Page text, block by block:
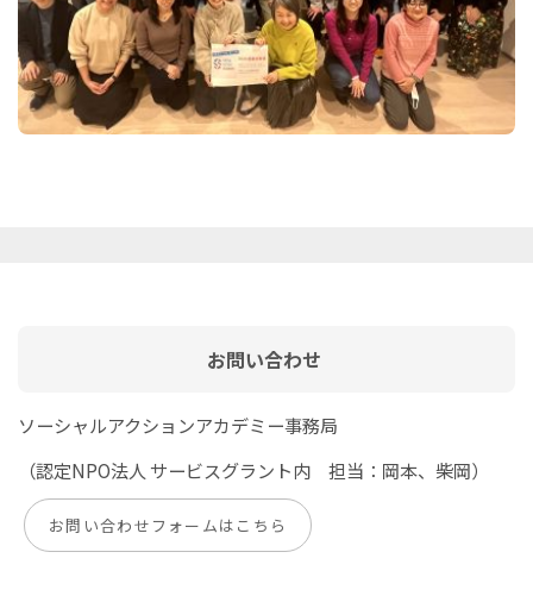
お問い合わせ
ソーシャルアクションアカデミー事務局
（認定NPO法人 サービスグラント内 担当：岡本、柴岡）
お問い合わせフォームはこちら